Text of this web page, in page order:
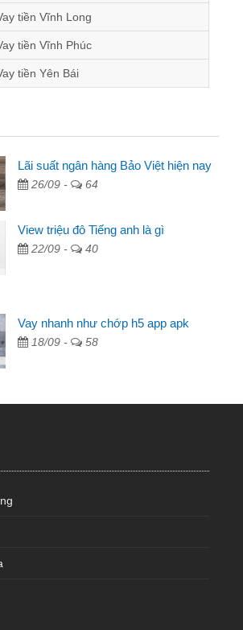
tiền Vĩnh Long
tiền Vĩnh Phúc
tiền Yên Bái
là
trả
Lãi suất ngân hàng Bảo Việt hiện nay
26/09 - 64
View triệu đô Tiếng anh là gì
22/09 - 40
Vay nhanh như chớp h5 app apk
18/09 - 58